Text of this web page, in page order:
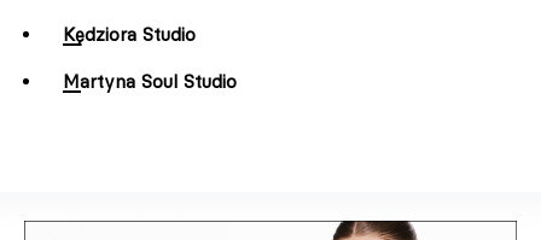
Kędziora Studio
Martyna Soul Studio